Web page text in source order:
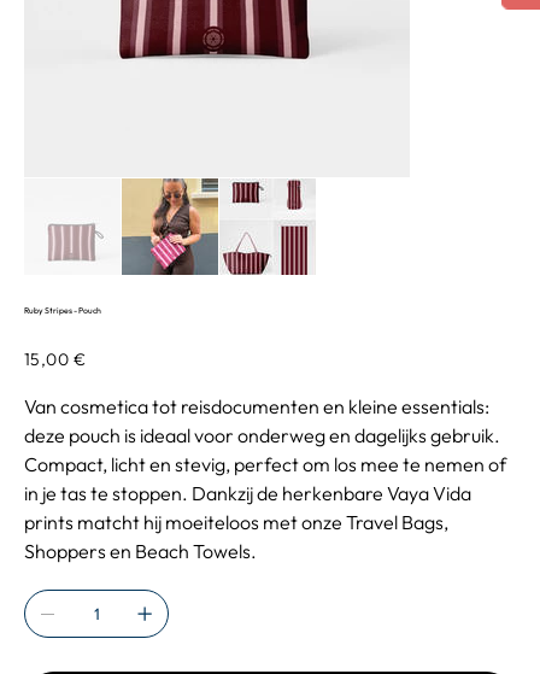
Ruby Stripes - Pouch
Prix
15,00 €
Van cosmetica tot reisdocumenten en kleine essentials:
deze pouch is ideaal voor onderweg en dagelijks gebruik.
Compact, licht en stevig, perfect om los mee te nemen of
in je tas te stoppen. Dankzij de herkenbare Vaya Vida
prints matcht hij moeiteloos met onze Travel Bags,
Shoppers en Beach Towels.